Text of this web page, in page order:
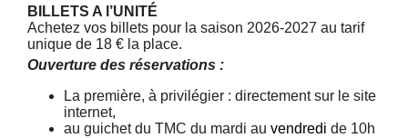
BILLETS A l’UNITÉ
Achetez vos billets pour la saison 2026-2027 au tarif
unique de 18 € la place.
Ouverture des réservations :
La première, à privilégier : directement sur le site
internet,
au guichet du TMC du mardi au vendredi de 10h